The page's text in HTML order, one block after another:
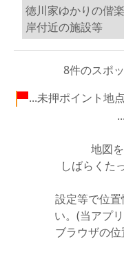
徳川家ゆかりの偕
岸付近の施設等
8件のスポ
...未押ポイント
地図
しばらくた
設定等で位
い。(当アプ
ブラウザの